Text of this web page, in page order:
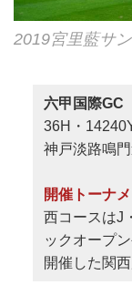
2019宮里藍サ
六甲国際GC
36H・
神戸淡路鳴
開催トーナ
西コースはJ
ックオープ
開催した関